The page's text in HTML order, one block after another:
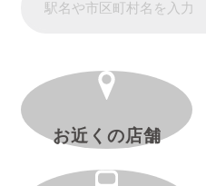
お近くの店舗